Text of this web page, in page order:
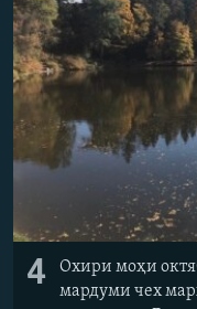
4
Охири моҳи
мардуми чех